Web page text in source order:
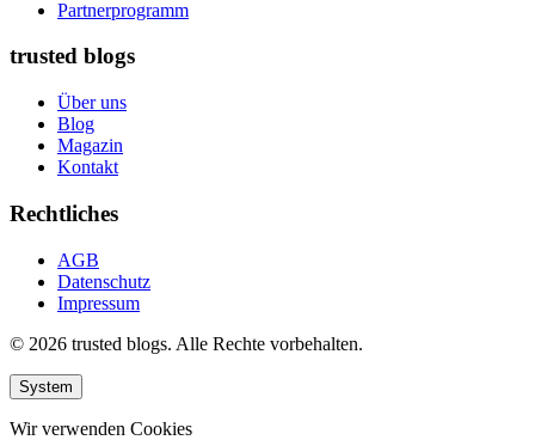
Partnerprogramm
trusted blogs
Über uns
Blog
Magazin
Kontakt
Rechtliches
AGB
Datenschutz
Impressum
© 2026 trusted blogs. Alle Rechte vorbehalten.
System
Wir verwenden Cookies